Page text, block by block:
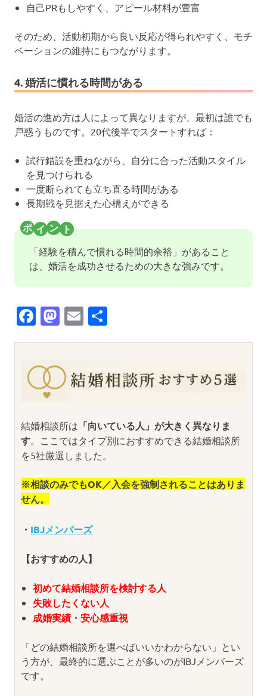
自己PRもしやすく、アピール材料が豊富
そのため、活動初期から良い反応が得られやすく、モチ
ベーションの維持にもつながります。
4. 婚活に慣れる時間がある
婚活の進め方は人によって異なりますが、最初は誰でも
戸惑うものです。20代後半でスタートすれば：
試行錯誤を重ねながら、自分に合った活動スタイル
を見つけられる
一度断られても立ち直る時間がある
長期戦を見据えた心構えができる
「経験を積んで慣れる時間的余裕」があること
は、婚活を成功させるための大きな強みです。
Facebook
Mastodon
Email
結婚相談所は 「向いている人」が大きく異なりま
す。ここではタイプ別におすすめできる結婚相談所
を5社厳選しました。
※相談のみでもOK／入会を強制されることはありま
せん。
・ IBJメンバーズ
【おすすめの人】
初めて結婚相談所を検討する人
失敗したくない人
成婚実績・安心感重視
「どの結婚相談所を選べばいいかわからない」とい
う方が、最終的に選ぶことが多いのがIBJメンバーズ
です。